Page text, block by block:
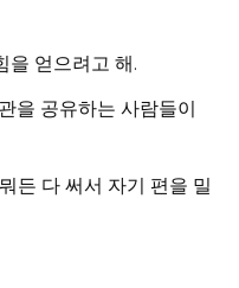
을 얻으려고 해.
을 공유하는 사람들이
든 다 써서 자기 편을 밀